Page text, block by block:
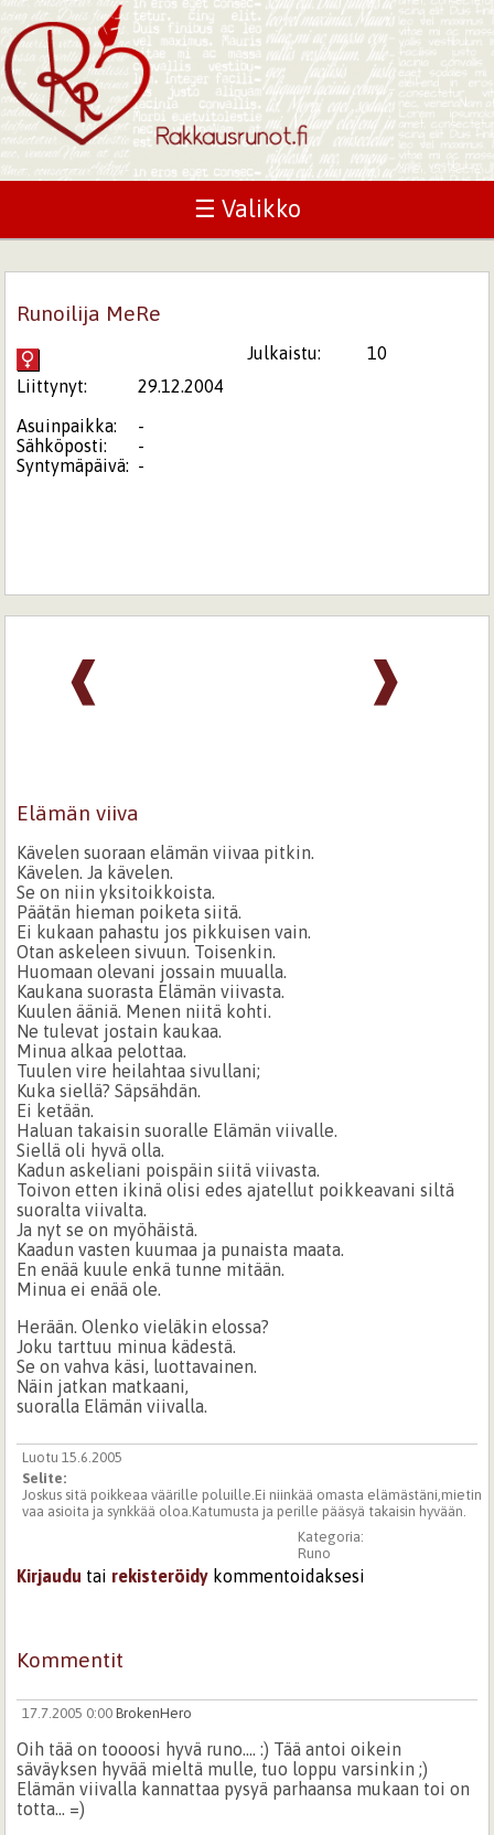
☰ Valikko
Runoilija MeRe
Julkaistu:
10
Liittynyt:
29.12.2004
Asuinpaikka:
-
Sähköposti:
-
Syntymäpäivä: -
❱
❰
Elämän viiva
Kävelen suoraan elämän viivaa pitkin.
Kävelen. Ja kävelen.
Se on niin yksitoikkoista.
Päätän hieman poiketa siitä.
Ei kukaan pahastu jos pikkuisen vain.
Otan askeleen sivuun. Toisenkin.
Huomaan olevani jossain muualla.
Kaukana suorasta Elämän viivasta.
Kuulen ääniä. Menen niitä kohti.
Ne tulevat jostain kaukaa.
Minua alkaa pelottaa.
Tuulen vire heilahtaa sivullani;
Kuka siellä? Säpsähdän.
Ei ketään.
Haluan takaisin suoralle Elämän viivalle.
Siellä oli hyvä olla.
Kadun askeliani poispäin siitä viivasta.
Toivon etten ikinä olisi edes ajatellut poikkeavani siltä
suoralta viivalta.
Ja nyt se on myöhäistä.
Kaadun vasten kuumaa ja punaista maata.
En enää kuule enkä tunne mitään.
Minua ei enää ole.
Herään. Olenko vieläkin elossa?
Joku tarttuu minua kädestä.
Se on vahva käsi, luottavainen.
Näin jatkan matkaani,
suoralla Elämän viivalla.
Luotu 15.6.2005
Selite:
Joskus sitä poikkeaa väärille poluille.Ei niinkää omasta elämästäni,mietin
vaa asioita ja synkkää oloa.Katumusta ja perille pääsyä takaisin hyvään.
Kategoria:
Runo
Kirjaudu tai rekisteröidy kommentoidaksesi
Kommentit
17.7.2005 0:00 BrokenHero
Oih tää on toooosi hyvä runo.... :) Tää antoi oikein
säväyksen hyvää mieltä mulle, tuo loppu varsinkin ;)
Elämän viivalla kannattaa pysyä parhaansa mukaan toi on
totta... =)